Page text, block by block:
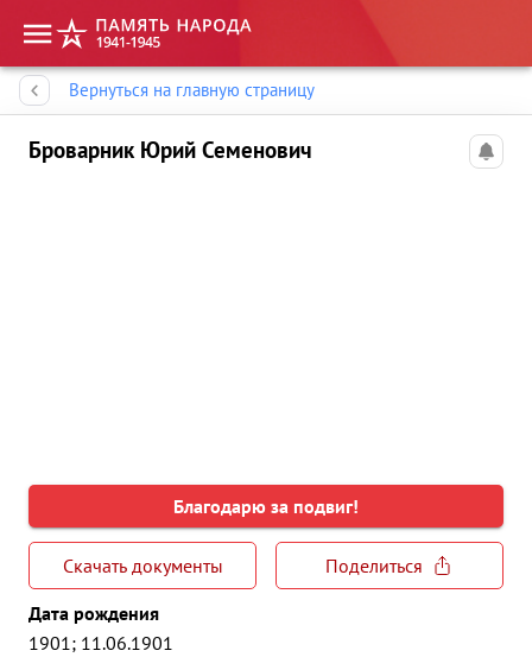
Вернуться на главную страницу
Броварник Юрий Семенович
Благодарю за подвиг!
Скачать документы
Поделиться
Дата рождения
1901; 11.06.1901
Память народа